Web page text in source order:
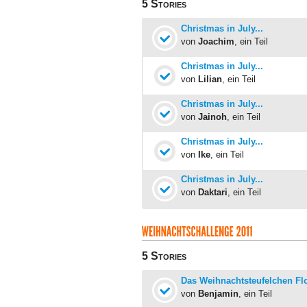
5 Stories
Christmas in July...
von Joachim , ein Teil
Christmas in July...
von Lilian , ein Teil
Christmas in July...
von Jainoh , ein Teil
Christmas in July...
von
Ike , ein Teil
Christmas in July...
von Daktari , ein Teil
5 Stories
Das Weihnachtsteufelchen
von Benjamin, ein Teil